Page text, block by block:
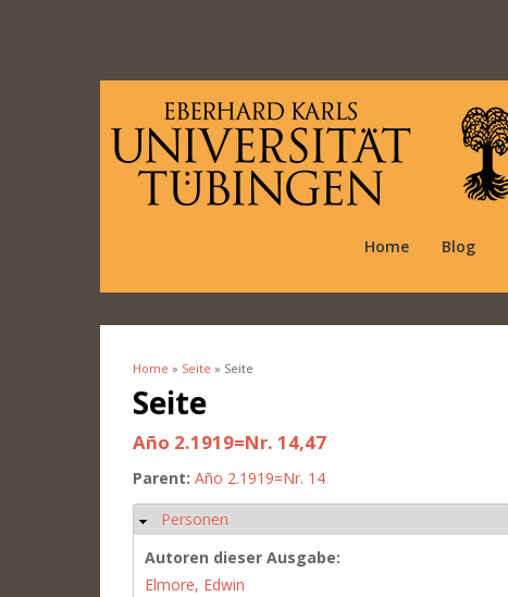
Home Blog
You are here
Home » Seite » Seite
Seite
Año 2.1919=Nr. 14,47
Parent: Año 2.1919=Nr. 14
Hide
Personen
Autoren dieser Ausgabe:
Elmore, Edwin